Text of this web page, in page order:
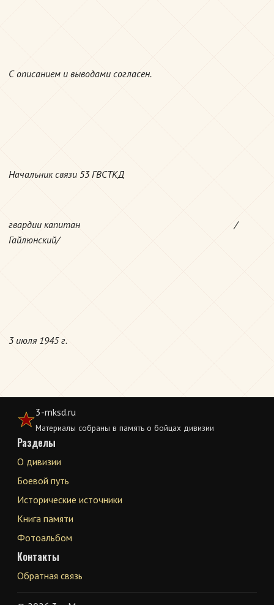
С описанием и выводами согласен.
Начальник связи 53 ГВСТКД
гвардии капитан /
Гайлюнский/
3 июля 1945 г.
3-mksd.ru
Материалы собраны в память о бойцах дивизии
Разделы
О дивизии
Боевой путь
Исторические источники
Книга памяти
Фотоальбом
Контакты
Обратная связь